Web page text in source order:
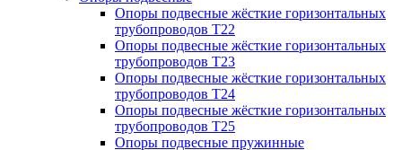
Опоры подвесные жёсткие горизонтальных
трубопроводов Т22
Опоры подвесные жёсткие горизонтальных
трубопроводов Т23
Опоры подвесные жёсткие горизонтальных
трубопроводов Т24
Опоры подвесные жёсткие горизонтальных
трубопроводов Т25
Опоры подвесные пружинные